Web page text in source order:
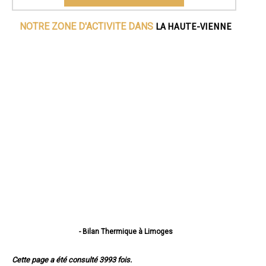
NOTRE ZONE D'ACTIVITE DANS LA HAUTE-VIENNE
- Bilan Thermique à Limoges
- Bilan Thermique à Couzeix
Cette page a été consulté 3993 fois.